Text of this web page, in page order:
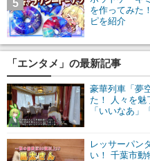
を作ってみた
ピを紹介
5
「エンタメ」の最新記事
豪華列車「夢
た！ 人々を魅
「いいなあ」
レッサーパン
い！ 千葉市動